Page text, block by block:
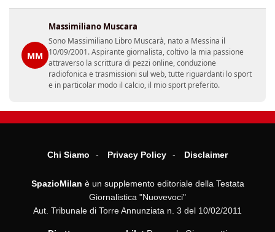
MM
Massimiliano Muscara
Sono Massimiliano Libro Muscarà, nato a Messina il
10/09/2001. Aspirante giornalista, coltivo la mia passione
attraverso la scrittura di pezzi online, conduzione
radiofonica e trasmissioni sul web, tutte riguardanti lo sport
e in particolar modo il calcio, il mio sport preferito.
Chi Siamo Privacy Policy Disclaimer
SpazioMilan è un supplemento editoriale della Testata
Giornalistica "Nuovevoci"
Aut. Tribunale di Torre Annunziata n. 3 del 10/02/2011